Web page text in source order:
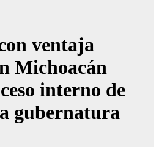
ventaja
Michoacán
interno de
gubernatura